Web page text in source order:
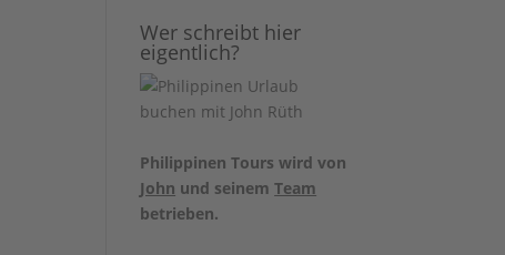
Wer schreibt hier
eigentlich?
Philippinen Tours wird von
John und seinemTeam
betrieben.